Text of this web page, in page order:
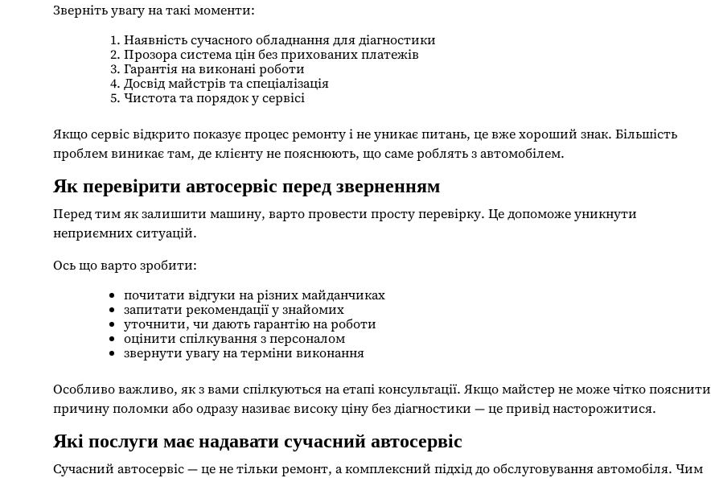
Зверніть увагу на такі моменти:
Наявність сучасного обладнання для діагностики
Прозора система цін без прихованих платежів
Гарантія на виконані роботи
Досвід майстрів та спеціалізація
Чистота та порядок у сервісі
Якщо сервіс відкрито показує процес ремонту і не уникає питань, це вже хороший знак. Більшість
проблем виникає там, де клієнту не пояснюють, що саме роблять з автомобілем.
Як перевірити автосервіс перед зверненням
Перед тим як залишити машину, варто провести просту перевірку. Це допоможе уникнути
неприємних ситуацій.
Ось що варто зробити:
почитати відгуки на різних майданчиках
запитати рекомендації у знайомих
уточнити, чи дають гарантію на роботи
оцінити спілкування з персоналом
звернути увагу на терміни виконання
Особливо важливо, як з вами спілкуються на етапі консультації. Якщо майстер не може чітко пояснити
причину поломки або одразу називає високу ціну без діагностики — це привід насторожитися.
Які послуги має надавати сучасний автосервіс
Сучасний автосервіс — це не тільки ремонт, а комплексний підхід до обслуговування автомобіля. Чим